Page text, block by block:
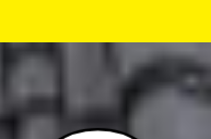
もらうことがある
たり、個人情報をか